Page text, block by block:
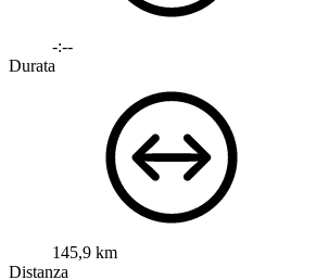
-:--
Durata
145,9 km
Distanza